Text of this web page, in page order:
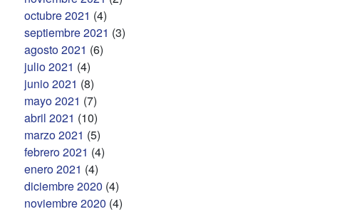
octubre 2021 (4)
septiembre 2021 (3)
agosto 2021 (6)
julio 2021 (4)
junio 2021 (8)
mayo 2021 (7)
abril 2021 (10)
marzo 2021 (5)
febrero 2021 (4)
enero 2021 (4)
diciembre 2020 (4)
noviembre 2020 (4)